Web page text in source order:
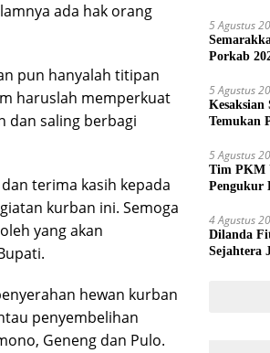
ada hak orang
pun hanyalah titipan
haruslah memperkuat
dan saling berbagi
terima kasih kepada
kurban ini. Semoga
yang akan
hewan kurban
penyembelihan
Geneng dan Pulo.
5 Agustus
Porkab
5 Agustus
Kesaksian
Temukan
5 Agustus
Tim PKM
Pengukur
4 Agustus
Dilanda
Sejahtera